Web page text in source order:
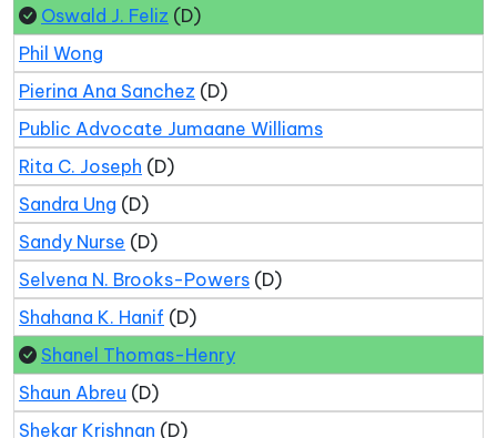
Oswald J. Feliz (D)
Phil Wong
Pierina Ana Sanchez (D)
Public Advocate Jumaane Williams
Rita C. Joseph (D)
Sandra Ung (D)
Sandy Nurse (D)
Selvena N. Brooks-Powers (D)
Shahana K. Hanif (D)
Shanel Thomas-Henry
Shaun Abreu (D)
Shekar Krishnan (D)